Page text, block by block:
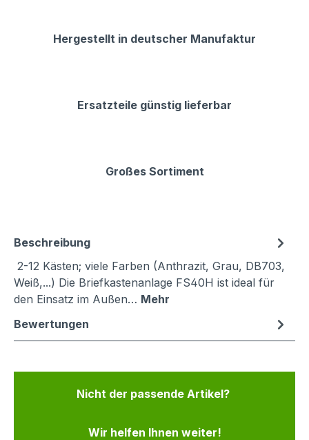
Hergestellt in deutscher Manufaktur
Ersatzteile günstig lieferbar
Großes Sortiment
Beschreibung
2-12 Kästen; viele Farben (Anthrazit, Grau, DB703,
Weiß,...) Die Briefkastenanlage FS40H ist ideal für
den Einsatz im Außen… Mehr
Bewertungen
Nicht der passende Artikel?
Wir helfen Ihnen weiter!